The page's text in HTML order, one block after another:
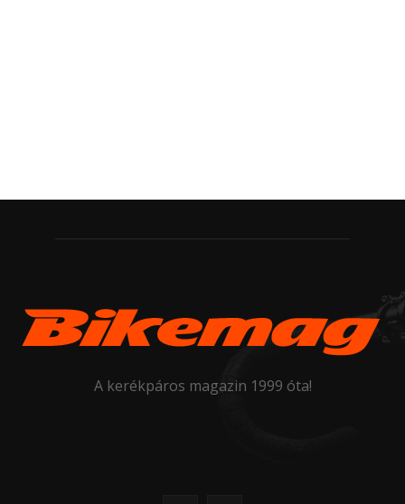
A kerékpáros magazin 1999 óta!